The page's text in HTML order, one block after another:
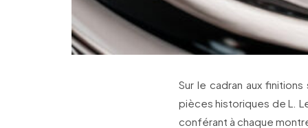
Sur le cadran aux
pièces historiques de L.
conférant à chaque